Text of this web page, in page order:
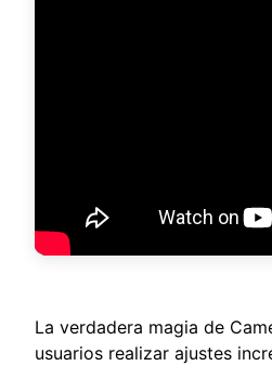
La verdadera magia de
usuarios realizar ajustes